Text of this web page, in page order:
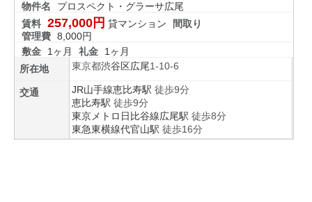
物件名
プロスペクト・グラーサ広尾
賃料 257,000円 貸マンション
間取り
管理費 8,000円
敷金
1ヶ月 礼金
1ヶ月
所在地
東京都渋谷区広尾1‐10‐6
交通 JR山手線恵比寿駅 徒歩9分
恵比寿駅 徒歩9分
東京メトロ日比谷線広尾駅 徒歩8分
東急東横線代官山駅 徒歩16分